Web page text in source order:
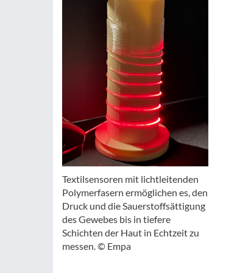
Textilsensoren mit lichtleitenden
Polymerfasern ermöglichen es, den
Druck und die Sauerstoffsättigung
des Gewebes bis in tiefere
Schichten der Haut in Echtzeit zu
messen. © Empa